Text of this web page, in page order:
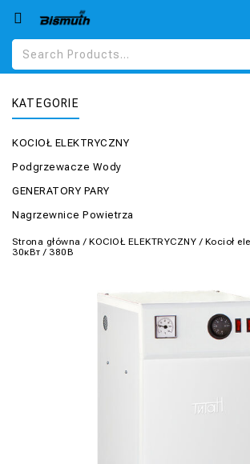
KATEGORIE
KOCIOŁ ELEKTRYCZNY
Podgrzewacze Wody
GENERATORY PARY
Nagrzewnice Powietrza
Strona główna / KOCIOŁ ELEKTRYCZNY / Kocioł
30кВт / 380В